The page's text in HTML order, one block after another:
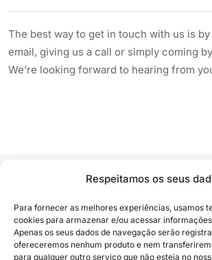
Respeitamos os seus
Para fornecer as melhores experiências, usamos
cookies para armazenar e/ou acessar
Apenas os seus dados de navegação serão
ofereceremos nenhum produto e nem
para qualquer outro serviço que não esteja no
The best way to get in touch with us is
email, giving us a call or simply coming
We’re looking forward to hearing from
Siga e compartilhe